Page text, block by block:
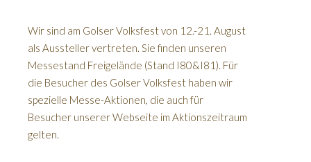
Wir sind am Golser Volksfest von 12.-21. August
als Aussteller vertreten. Sie finden unseren
Messestand Freigelände (Stand I80&I81). Für
die Besucher des Golser Volksfest haben wir
spezielle Messe-Aktionen, die auch für
Besucher unserer Webseite im Aktionszeitraum
gelten.